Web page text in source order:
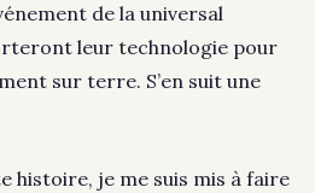
de la universal
leur technologie pour
sur terre. S’en suit une
histoire, je me suis mis à faire